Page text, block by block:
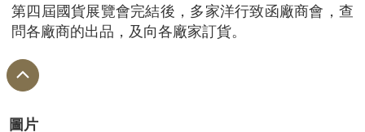
第四屆國貨展覽會完結後，多家洋行致函廠商會，查
問各廠商的出品，及向各廠家訂貨。
圖片